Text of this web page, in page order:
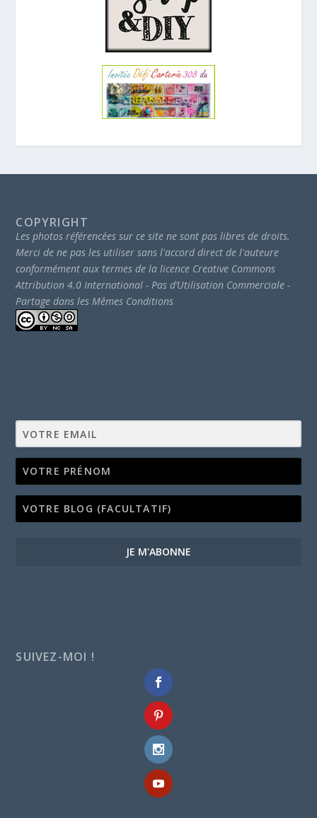
COPYRIGHT
Les photos référencées sur ce site ne sont pas libres de droits.
Merci de ne pas les utiliser sans l'accord direct de l'auteure
conformément aux termes de la licence Creative Commons
Attribution 4.0 International - Pas d’Utilisation Commerciale -
Partage dans les Mêmes Conditions
JE M'ABONNE
SUIVEZ-MOI !